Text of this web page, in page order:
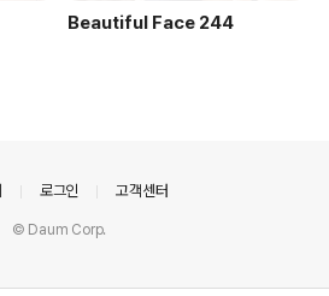
Beautiful Face 244
로그인 고객센터
© Daum Corp.